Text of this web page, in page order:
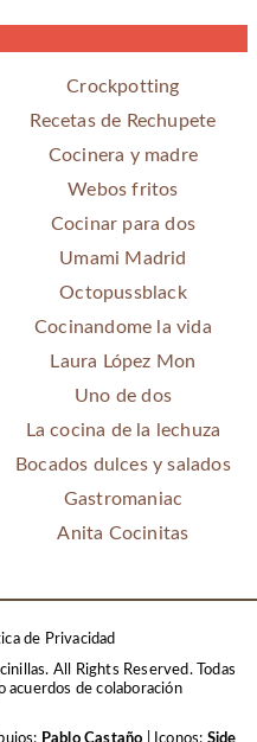
Crockpotting
Recetas de Rechupete
Cocinera y madre
Webos fritos
Cocinar para dos
Umami Madrid
Octopussblack
Cocinandome la vida
Laura López Mon
Uno de dos
La cocina de la lechuza
Bocados dulces y salados
Gastromaniac
Anita Cocinitas
de Privacidad
All Rights Reserved.Todas
acuerdos de colaboración